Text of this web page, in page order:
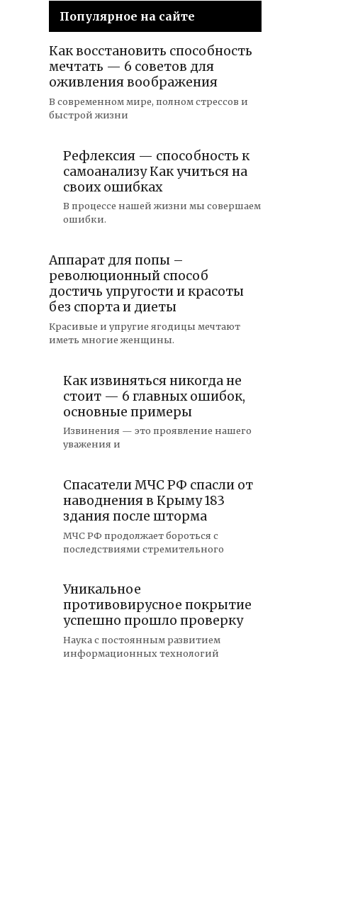
Популярное на сайте
Как восстановить способность
мечтать — 6 советов для
оживления воображения
В современном мире, полном стрессов и
быстрой жизни
Рефлексия — способность к
самоанализу Как учиться на
своих ошибках
В процессе нашей жизни мы совершаем
ошибки.
Аппарат для попы –
революционный способ
достичь упругости и красоты
без спорта и диеты
Красивые и упругие ягодицы мечтают
иметь многие женщины.
Как извиняться никогда не
стоит — 6 главных ошибок,
основные примеры
Извинения — это проявление нашего
уважения и
Спасатели МЧС РФ спасли от
наводнения в Крыму 183
здания после шторма
МЧС РФ продолжает бороться с
последствиями стремительного
Уникальное
противовирусное покрытие
успешно прошло проверку
Наука с постоянным развитием
информационных технологий